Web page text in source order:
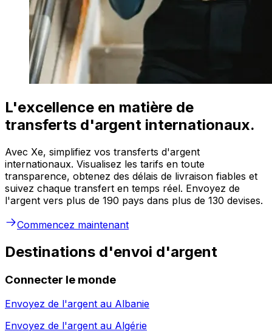
L'excellence en matière de
transferts d'argent internationaux.
Avec Xe, simplifiez vos transferts d'argent
internationaux. Visualisez les tarifs en toute
transparence, obtenez des délais de livraison fiables et
suivez chaque transfert en temps réel. Envoyez de
l'argent vers plus de 190 pays dans plus de 130 devises.
Commencez maintenant
Destinations d'envoi d'argent
Connecter le monde
Envoyez de l'argent au Albanie
Envoyez de l'argent au Algérie